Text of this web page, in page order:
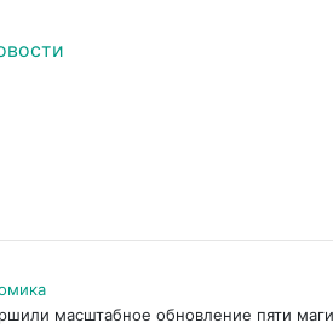
масштабное обновление пяти